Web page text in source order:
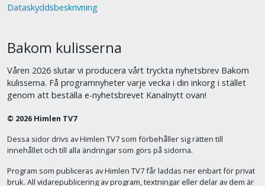
Dataskyddsbeskrivning
Bakom kulisserna
Våren 2026 slutar vi producera vårt tryckta nyhetsbrev Bakom
kulisserna. Få programnyheter varje vecka i din inkorg i stället
genom att beställa e-nyhetsbrevet Kanalnytt ovan!
© 2026 Himlen TV7
Dessa sidor drivs av Himlen TV7 som förbehåller sig rätten till
innehållet och till alla ändringar som görs på sidorna.
Program som publiceras av Himlen TV7 får laddas ner enbart för privat
bruk. All vidarepublicering av program, textningar eller delar av dem är